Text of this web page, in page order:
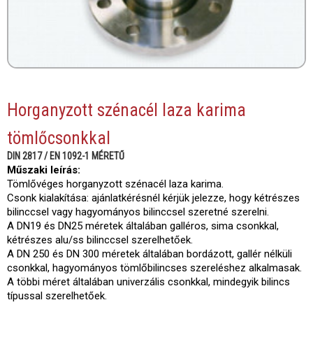
Horganyzott szénacél laza karima
tömlőcsonkkal
DIN 2817 / EN 1092-1 MÉRETŰ
Műszaki leírás:
Tömlővéges horganyzott szénacél laza karima.
Csonk kialakítása: ajánlatkérésnél kérjük jelezze, hogy kétrészes
bilinccsel vagy hagyományos bilinccsel szeretné szerelni.
A DN19 és DN25 méretek általában galléros, sima csonkkal,
kétrészes alu/ss bilinccsel szerelhetőek.
A DN 250 és DN 300 méretek általában bordázott, gallér nélküli
csonkkal, hagyományos tömlőbilincses szereléshez alkalmasak.
A többi méret általában univerzális csonkkal, mindegyik bilincs
típussal szerelhetőek.